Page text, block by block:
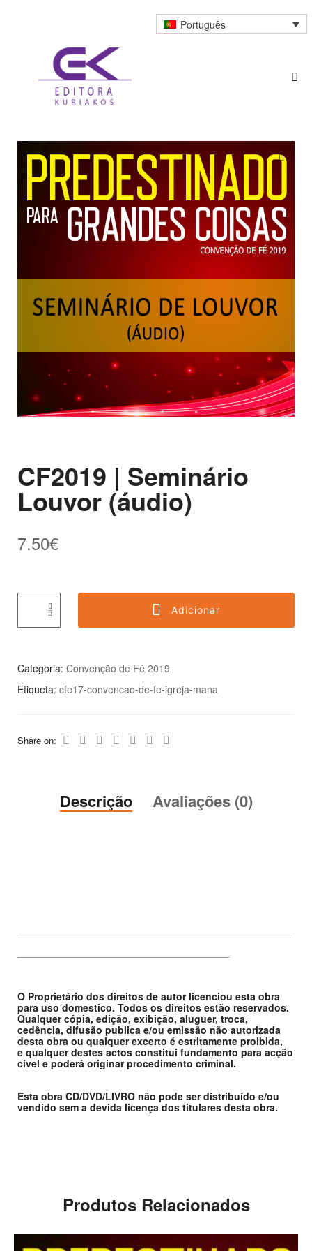
Português
CF2019 | Seminário
Louvor (áudio)
7.50€
Adicionar
Categoria: Convenção de Fé 2019
Etiqueta: cfe17-convencao-de-fe-igreja-mana
Share on:
Descrição Avaliações (0)
O Proprietário dos direitos de autor licenciou esta obra
para uso domestico. Todos os direitos estão reservados.
Qualquer cópia, edição, exibição, aluguer, troca,
cedência, difusão publica e/ou emissão não autorizada
desta obra ou qualquer excerto é estritamente proibida,
e qualquer destes actos constitui fundamento para acção
cível e poderá originar procedimento criminal.
Esta obra CD/DVD/LIVRO não pode ser distribuído e/ou
vendido sem a devida licença dos titulares desta obra.
Produtos Relacionados